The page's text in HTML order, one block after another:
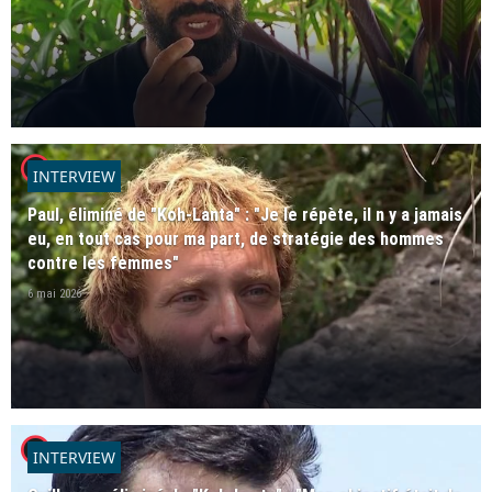
player2INTERVIEW
Paul, éliminé de "Koh-Lanta" : "Je le répète, il n y a jamais
eu, en tout cas pour ma part, de stratégie des hommes
contre les femmes"
6 mai 2026
player2
INTERVIEW